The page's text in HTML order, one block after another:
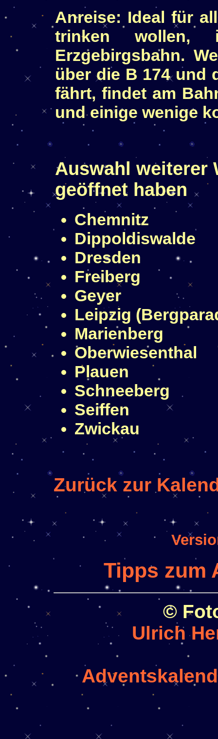
Anreise: Ideal für
trinken
Erzgebirgsbahn.
über die B 174 und
fährt, findet am
und einige wenige
Auswahl weiterer
geöffnet haben
Chemnitz
Dippoldiswalde
Dresden
Freiberg
Geyer
Leipzig
Marienberg
Oberwiesenthal
Plauen
Schneeberg
Seiffen
Zwickau
Zurück zur
Tipps zum
©
Ulrich